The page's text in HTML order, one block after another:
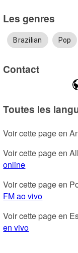
Les genres
Brazilian Pop
Contact
Toutes les
Voir cette page en
Voir cette page en
online
Voir cette page en
FM ao vivo
Voir cette page en
en vivo